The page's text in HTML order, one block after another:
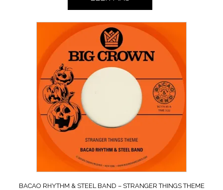
BACAO RHYTHM & STEEL BAND – STRANGER THINGS THEME